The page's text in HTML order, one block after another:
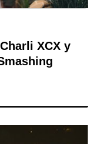
XCX y